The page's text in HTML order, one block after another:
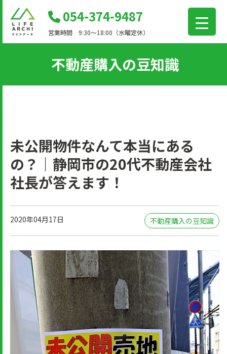
054-374-9487
営業時間 9:30～18:00（水曜定休）
不動産購入の豆知識
未公開物件なんて本当にある
の？｜静岡市の20代不動産会社
社長が答えます！
2020年04月17日 不動産購入の豆知識